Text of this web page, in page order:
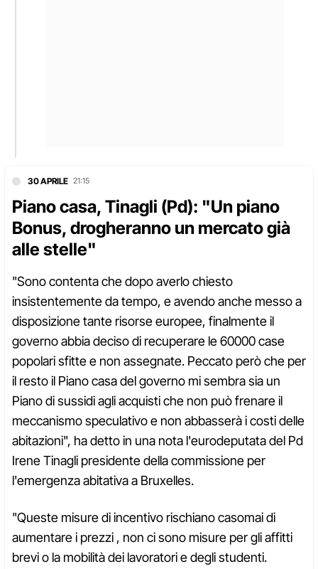
30 APRILE 21:15
Piano casa, Tinagli (Pd): "Un piano
Bonus, drogheranno un mercato già
alle stelle"
"Sono contenta che dopo averlo chiesto
insistentemente da tempo, e avendo anche messo a
disposizione tante risorse europee, finalmente il
governo abbia deciso di recuperare le 60000 case
popolari sfitte e non assegnate. Peccato però che per
il resto il Piano casa del governo mi sembra sia un
Piano di sussidi agli acquisti che non può frenare il
meccanismo speculativo e non abbasserà i costi delle
abitazioni", ha detto in una nota l'eurodeputata del Pd
Irene Tinagli presidente della commissione per
l'emergenza abitativa a Bruxelles.
"Queste misure di incentivo rischiano casomai di
aumentare i prezzi , non ci sono misure per gli affitti
brevi o la mobilità dei lavoratori e degli studenti.